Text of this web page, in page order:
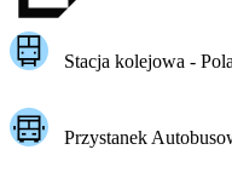
Stacja kolejowa -
Przystanek